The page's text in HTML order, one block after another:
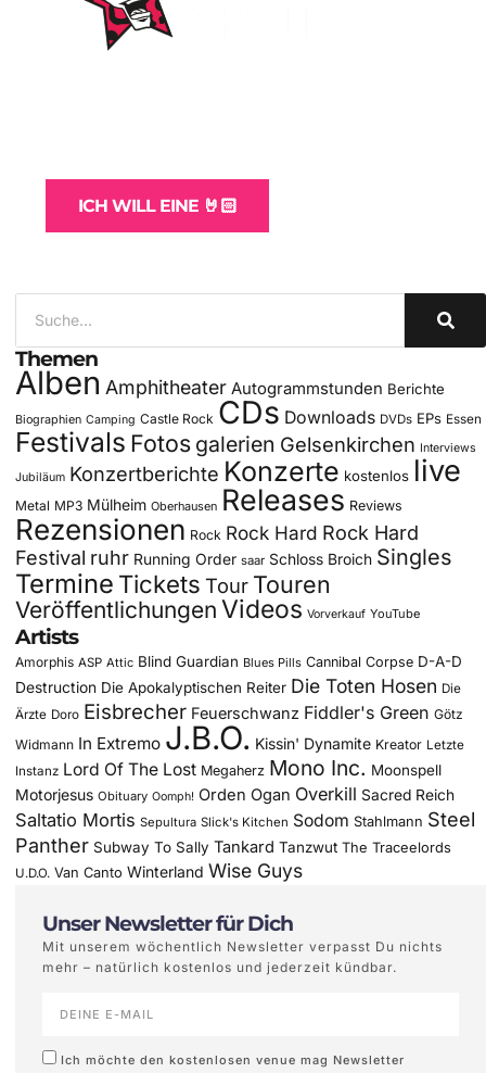
ICH WILL EINE 🤘🏻
Themen
Alben Amphitheater Autogrammstunden Berichte
Biographien Camping Castle Rock CDs Downloads DVDs EPs Essen
Festivals Fotos galerien Gelsenkirchen Interviews
Jubiläum Konzertberichte Konzerte kostenlos live
Metal MP3 Mülheim Oberhausen Releases Reviews
Rezensionen Rock Rock Hard Rock Hard
Festival ruhr Running Order saar Schloss Broich Singles
Termine Tickets Tour Touren
Veröffentlichungen Videos Vorverkauf YouTube
Artists
Amorphis ASP Attic Blind Guardian Blues Pills Cannibal Corpse D-A-D
Destruction Die Apokalyptischen Reiter Die Toten Hosen Die
Ärzte Doro Eisbrecher Feuerschwanz Fiddler's Green Götz
Widmann In Extremo J.B.O. Kissin' Dynamite Kreator Letzte
Instanz Lord Of The Lost Megaherz Mono Inc. Moonspell
Motorjesus Obituary Oomph! Orden Ogan Overkill Sacred Reich
Saltatio Mortis Sepultura Slick's Kitchen Sodom Stahlmann Steel
Panther Subway To Sally Tankard Tanzwut The Traceelords
U.D.O. Van Canto Winterland Wise Guys
Unser Newsletter für Dich
Mit unserem wöchentlich Newsletter verpasst Du nichts
mehr – natürlich kostenlos und jederzeit kündbar.
Ich möchte den kostenlosen venue mag Newsletter